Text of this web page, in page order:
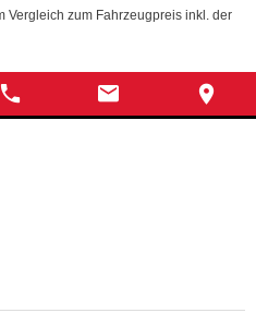
Vergleich zum Fahrzeugpreis inkl. der